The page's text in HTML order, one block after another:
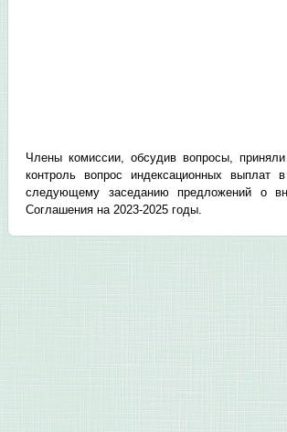
Члены комиссии, обсудив вопросы,
контроль вопрос индексационных
следующему заседанию предложений о
Соглашения на 2023-2025 годы.